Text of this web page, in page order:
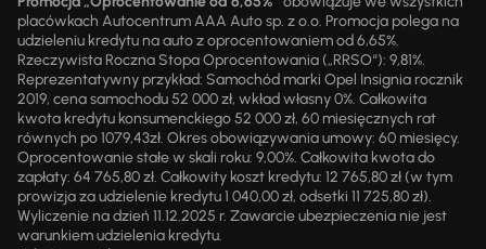
placówkach Autocentrum AAA Auto sp. z o.o. Promocja polega na
udzieleniu kredytu na auto z oprocentowaniem od 6,65%.
Rzeczywista Roczna Stopa Oprocentowania („RRSO“): 9,81%.
Reprezentatywny przykład: Samochód marki Opel Insignia rocznik
2019, cena samochodu 52 000 zł, wkład własny 0%. Całkowita
kwota kredytu konsumenckiego 52 000 zł, 60 miesięcznych rat
równych po 1079,43zł. Okres obowiązywania umowy: 60 miesięcy.
Oprocentowanie stałe w skali roku: 9,00%. Całkowita kwota do
zapłaty: 64 765,80 zł. Całkowity koszt kredytu: 12 765,80 zł (w tym
prowizja za udzielenie kredytu 1 040,00 zł, odsetki 11 725,80 zł).
Wyliczenie na dzień 11.12.2025 r. Zawarcie ubezpieczenia nie jest
warunkiem udzielenia kredytu.